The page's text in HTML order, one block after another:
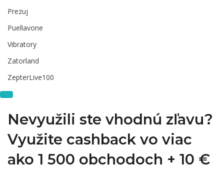
Prezuj
Puellavone
Vibratory
Zatorland
ZepterLive100
Nevyužili ste vhodnú zľavu?
Využite cashback vo viac
ako 1 500 obchodoch + 10 €